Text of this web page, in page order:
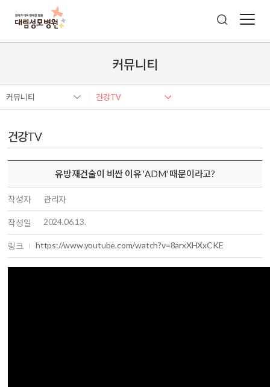
커뮤니티
커뮤니티 건강TV
건강TV
유방재건술이 비싼 이유 'ADM' 때문이라고?
작성자 관리자
작성일 2024.06.13.
링크 https://www.youtube.com/watch?v=8arxXHXxCKE